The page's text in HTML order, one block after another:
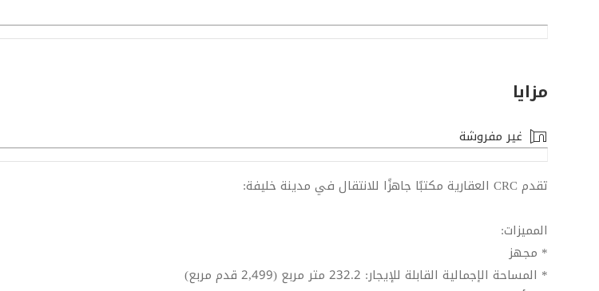
مزايا
غير مفروشة
تقدم CRC العقارية مكتبًا جاهزًا للانتقال في مدينة خليفة:
المميزات:
* مجهز
* المساحة الإجمالية القابلة للإيجار: 232.2 متر مربع (2,499 قدم مربع)